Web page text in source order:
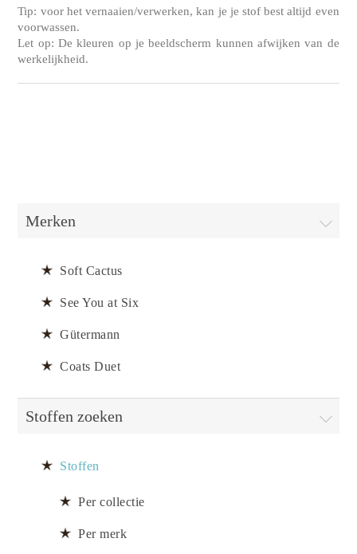
Tip: voor het vernaaien/verwerken, kan je je stof best altijd even
voorwassen.
Let op: De kleuren op je beeldscherm kunnen afwijken van de
werkelijkheid.
Merken
Soft Cactus
See You at Six
Gütermann
Coats Duet
Stoffen zoeken
Stoffen
Per collectie
Per merk